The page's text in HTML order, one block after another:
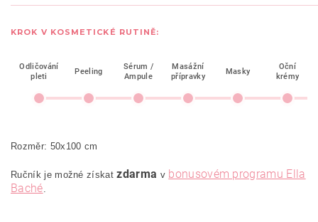
KROK V KOSMETICKÉ RUTINĚ:
Odličování
pleti
Peeling
Sérum /
Ampule
Masážní
přípravky
Masky
Oční
krémy
Rozměr: 50x100 cm
Ručník je možné získatzdarma v bonusovém programu Ella
Baché.